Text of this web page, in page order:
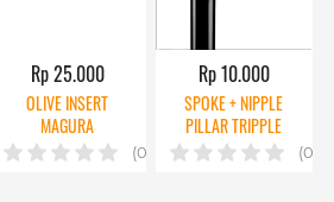
Rp 25.000
OLIVE INSERT
MAGURA
(0)
Rp 10.000
SPOKE + NIPPLE
PILLAR TRIPPLE
BUTTED
(0)